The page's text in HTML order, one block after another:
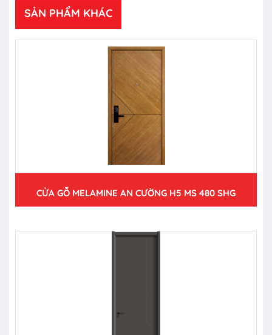
SẢN PHẨM KHÁC
CỬA GỖ MELAMINE AN CƯỜNG H5 MS 480 SHG